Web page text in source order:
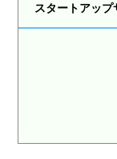
スタートアップ